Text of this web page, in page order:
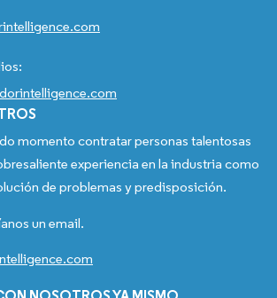
momento contratar personas talentosas
experiencia en la industria como
de problemas y predisposición.
un email.